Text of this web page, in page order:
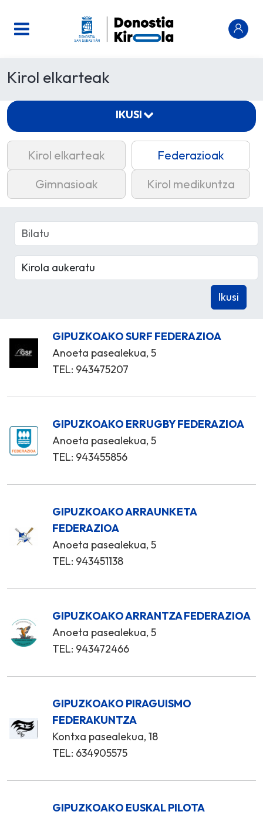
Kirol elkarteak
Kirol elkarteak
Federazioak
Gimnasioak
Kirol medikuntza
GIPUZKOAKO SURF FEDERAZIOA
Anoeta pasealekua, 5
TEL: 943475207
GIPUZKOAKO ERRUGBY FEDERAZIOA
Anoeta pasealekua, 5
TEL: 943455856
GIPUZKOAKO ARRAUNKETA
FEDERAZIOA
Anoeta pasealekua, 5
TEL: 943451138
GIPUZKOAKO ARRANTZA FEDERAZIOA
Anoeta pasealekua, 5
TEL: 943472466
GIPUZKOAKO PIRAGUISMO
FEDERAKUNTZA
Kontxa pasealekua, 18
TEL: 634905575
GIPUZKOAKO EUSKAL PILOTA
IKUSI